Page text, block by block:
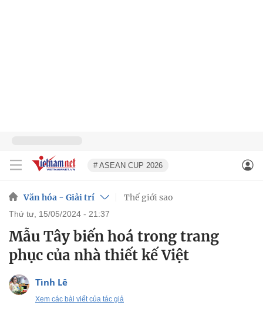
# ASEAN CUP 2026
Văn hóa - Giải trí Thế giới sao
thứ tư, 15/05/2024 - 21:37
Mẫu Tây biến hoá trong trang
phục của nhà thiết kế Việt
Tình Lê
Xem các bài viết của tác giả